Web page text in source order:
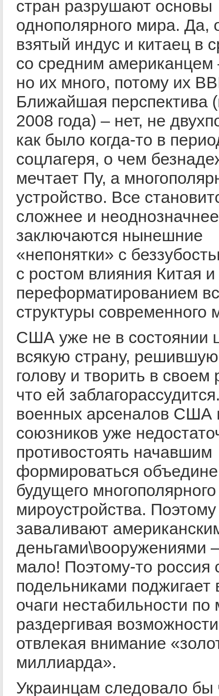
стран разрушают основы
однополярного мира. Да,
взятый индус и китаец в
со средним
но их много, потому их
Ближайшая перспектива
2008 года) – нет, не
как было когда-то в
соцлагеря, о чем
мечтает Пу, а
устройство. Все
сложнее и
заключаются нынешние
«непонятки» с
с ростом влияния Китая и
переформатированием
структуры современного
США уже не в состоянии
всякую страну,
голову и творить в своем
что ей
военных арсеналов США
союзников уже
противостоять начавшим
формироваться
будущего многополярного
мироустройства.
заваливают
деньгами\вооружениями
мало! Поэтому-то россия
подельниками поджигает
очаги нестабильности по
раздергивая
отвлекая внимание
миллиарда».
Украинцам следовало бы